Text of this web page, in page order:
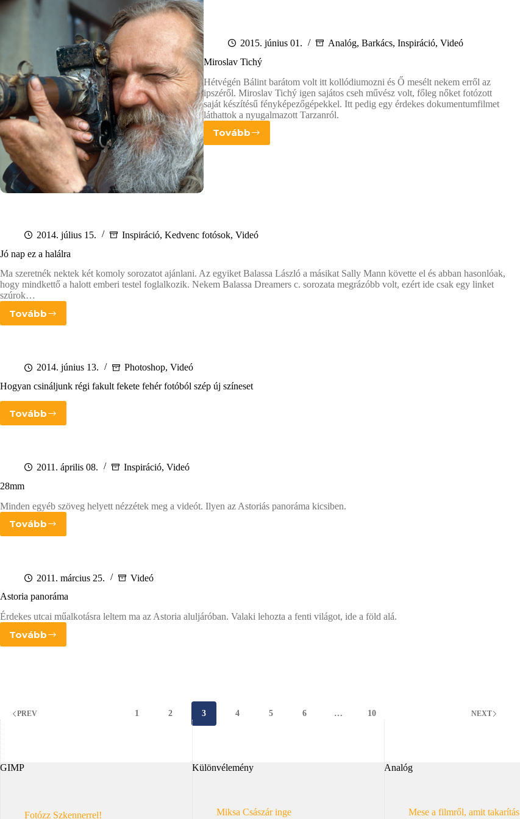
2015. június 01. Analóg, Barkács, Inspiráció, Videó
Miroslav Tichý
Hétvégén Bálint barátom volt itt kollódiumozni és Ő mesélt nekem erről az
ipszéről. Miroslav Tichý igen sajátos cseh művész volt, főleg nőket fotózott
saját készítésű fényképezőgépekkel. Itt pedig egy érdekes dokumentumfilmet
láthattok a nyugalmazott Tarzanról.
TovábbMiroslav
2014. július 15. Inspiráció, Kedvenc fotósok, Videó
Jó nap ez a halálra
Ma szeretnék nektek két komoly sorozatot ajánlani. Az egyiket Balassa László a másikat Sally Mann követte el és abban hasonlóak,
hogy mindkettő a halott emberi testel foglalkozik. Nekem Balassa Dreamers c. sorozata megrázóbb volt, ezért ide csak egy linket
szúrok…
Tovább
Jó
halálra
2014. június 13. Photoshop, Videó
Hogyan csináljunk régi fakult fekete fehér fotóból szép új színeset
TovábbHogyan
fekete
új
színeset
2011. április 08. Inspiráció, Videó
28mm
Minden egyéb szöveg helyett nézzétek meg a videót. Ilyen az Astoriás panoráma kicsiben.
Tovább28mm
2011. március 25.
Videó
Astoria panoráma
Érdekes utcai műalkotásra leltem ma az Astoria aluljáróban. Valaki lehozta a fenti világot, ide a föld alá.
TovábbAstoria
PREV 1 2 3 4 5 6 … 10 NEXT
GIMP
Fotózz Szkennerrel!
Különvélemény
Miksa Császár inge
Analóg
Mese a filmről, amit takarítás